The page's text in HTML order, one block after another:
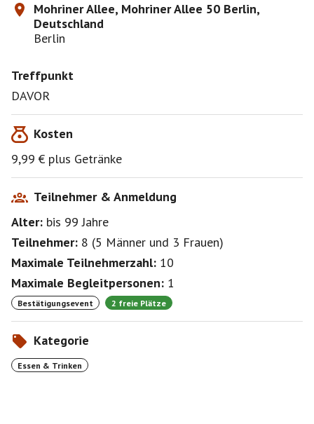
Mohriner Allee, Mohriner Allee 50 Berlin,
Deutschland
Berlin
Treffpunkt
DAVOR
Kosten
9,99 € plus Getränke
Teilnehmer & Anmeldung
Alter: bis 99Jahre
Teilnehmer: 8 (5 Männer und 3 Frauen)
Maximale Teilnehmerzahl: 10
Maximale Begleitpersonen: 1
Bestätigungsevent 2 freie Plätze
Kategorie
Essen & Trinken